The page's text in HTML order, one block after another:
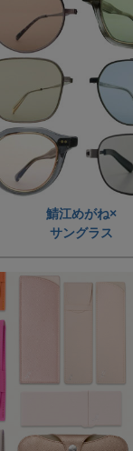
鯖江めがね×
サングラス